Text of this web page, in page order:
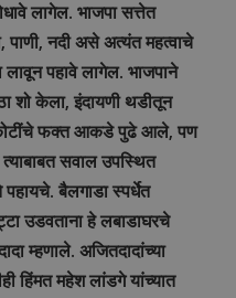
लागेल. भाजपा सत्तेत
पाणी, नदी असे अत्यंत महत्वाचे
लावून पहावे लागेल. भाजपाने
शो केला, इंदायणी थडीतून
कोटींचे फक्त आकडे पुढे आले, पण
त्याबाबत सवाल उपस्थित
बैलगाडा स्पर्धेत
उडवताना हे लबाडाघरचे
म्हणाले. अजितदादांच्या
हिंमत महेश लांडगे यांच्यात